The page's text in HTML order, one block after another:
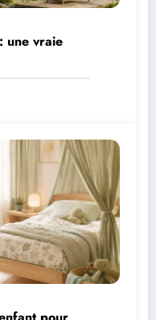
une vraie